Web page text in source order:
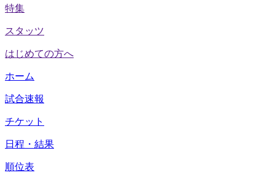
特集
スタッツ
はじめての方へ
ホーム
試合速報
チケット
日程・結果
順位表